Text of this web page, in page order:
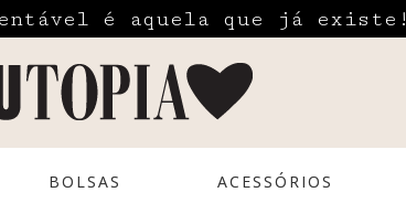
é aquela que já existe!
BOLSAS ACESSÓRIOS